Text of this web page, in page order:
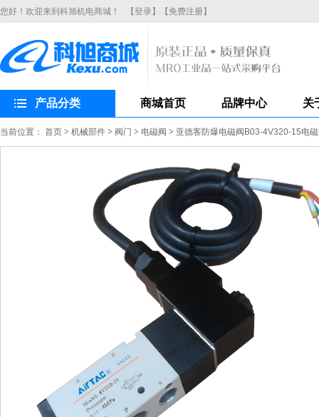
您好！欢迎来到科旭机电商城！ 【登录】 【免费注册】
产品分类 商城首页 品牌中心 关
当前位置： 首页 > 机械部件 > 阀门 > 电磁阀 > 亚德客防爆电磁阀B03-4V320-15电